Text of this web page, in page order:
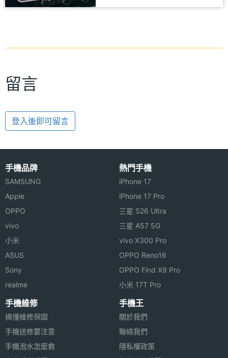
留言
登入後即可留言
手機品牌
SAMSUNG
Apple
OPPO
vivo
小米
ASUS
Sony
realme
熱門手機
iPhone 17
iPhone 17 Pro
三星 S26 Ultra
三星 A57 5G
vivo X300 Pro
OPPO Reno16
OPPO Find X9 Pro
小米 17T Pro
手機維修
搞懂維修保固
手機送修要注意
手機泡水怎麼救
手機王
關於我們
聯絡我們
隱私權政策